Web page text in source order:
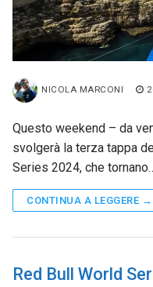
NICOLA MARCONI
Questo weekend – da
svolgerà la terza tappa
Series 2024, che
CONTINUA A LEGGERE →
Red Bull World